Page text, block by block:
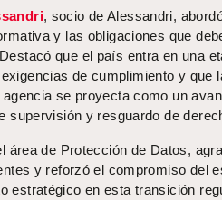
, socio de Alessandri,
y las obligaciones que
que el país entra en una
de cumplimiento y que
se proyecta como un
supervisión y resguardo de
área de Protección de Datos,
y reforzó el compromiso del
estratégico en esta transición